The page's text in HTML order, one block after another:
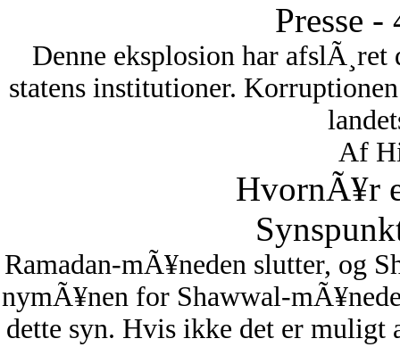
Presse -
Denne eksplosion har
statens institutioner.
Af
HvornÃ¥r
Ramadan-mÃ¥neden slutter, og
nymÃ¥nen for Shawwal-
dette syn. Hvis ikke det er